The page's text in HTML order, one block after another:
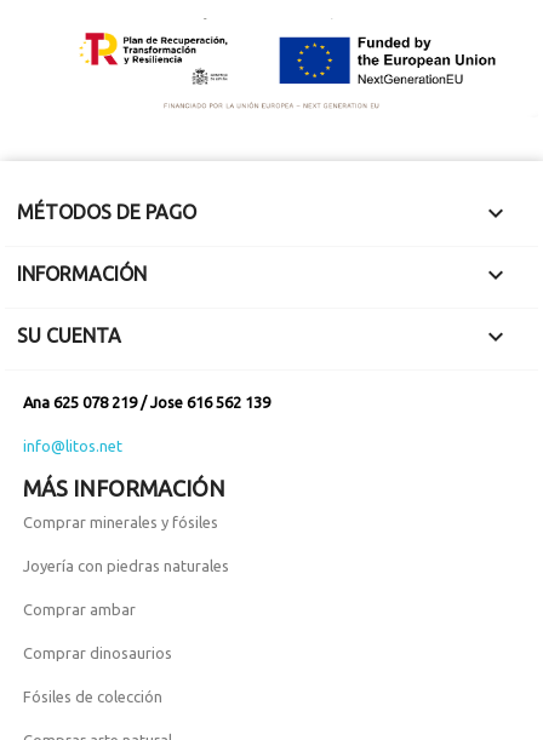
MÉTODOS DE PAGO 
INFORMACIÓN 
SU CUENTA 
Ana 625 078 219 / Jose 616 562 139
info@litos.net
MÁS INFORMACIÓN
Comprar minerales y fósiles
Joyería con piedras naturales
Comprar ambar
Comprar dinosaurios
Fósiles de colección